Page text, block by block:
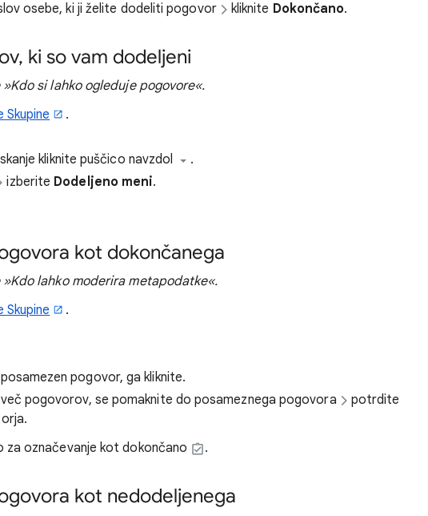
osebe, ki ji želite dodeliti pogovor
kliknite Dokončano.
ki so vam dodeljeni
si lahko ogleduje pogovore«.
Skupine
.
kliknite puščico navzdol
.
izberite Dodeljeno meni.
kot dokončanega
lahko moderira metapodatke«.
Skupine
.
pogovor, ga kliknite.
pogovorov, se pomaknite do posameznega pogovora
potrdite
za označevanje kot dokončano
.
kot nedodeljenega